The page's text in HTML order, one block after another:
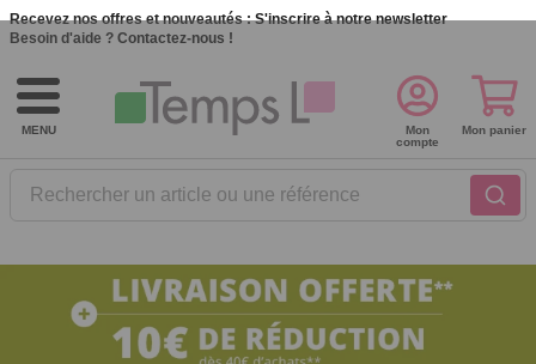
Recevez nos offres et nouveautés : S'inscrire à notre newsletter
Besoin d'aide ? Contactez-nous !
MENU
Rechercher un article ou une référence
Mon
compte
Mon panier
10€ de réduction dès 40€ d'achat. Offre
valable du 03/08/2026 au 12/08/2026.